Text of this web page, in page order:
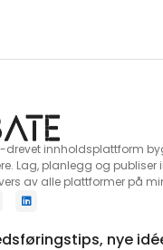
drevet innholdsplattform
Lag, planlegg og
av alle plattformer på
nye